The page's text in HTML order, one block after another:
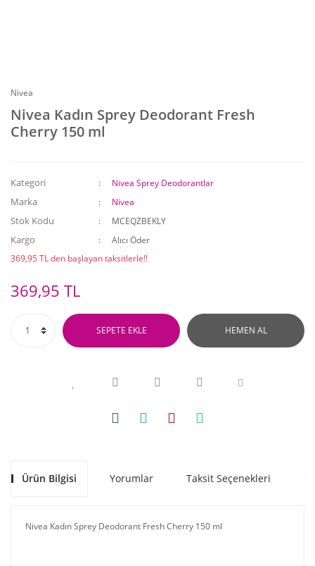
Nivea
Nivea Kadın Sprey Deodorant Fresh
Cherry 150 ml
Kategori Nivea Sprey Deodorantlar
Marka Nivea
Stok Kodu MCEQZBEKLY
Kargo
Alıcı Öder
369,95 TL den başlayan taksitlerle!!
369,95 TL
SEPETE EKLE HEMEN AL
Ürün Bilgisi Yorumlar Taksit Seçenekleri
Nivea Kadın Sprey Deodorant Fresh Cherry 150 ml